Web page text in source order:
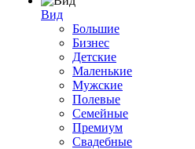
Вид
Большие
Бизнес
Детские
Маленькие
Мужские
Полевые
Семейные
Премиум
Свадебные